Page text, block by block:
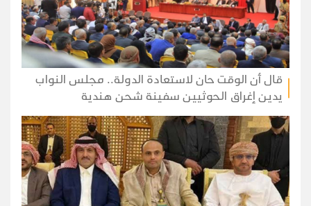
قال أن الوقت حان لاستعادة الدولة.. مجلس النواب
يدين إغراق الحوثيين سفينة شحن هندية